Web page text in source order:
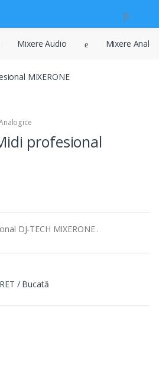
, radio si
Mixere Audio Mixere
profesional
DJ-TECH MIXERONE .
/ Bucată